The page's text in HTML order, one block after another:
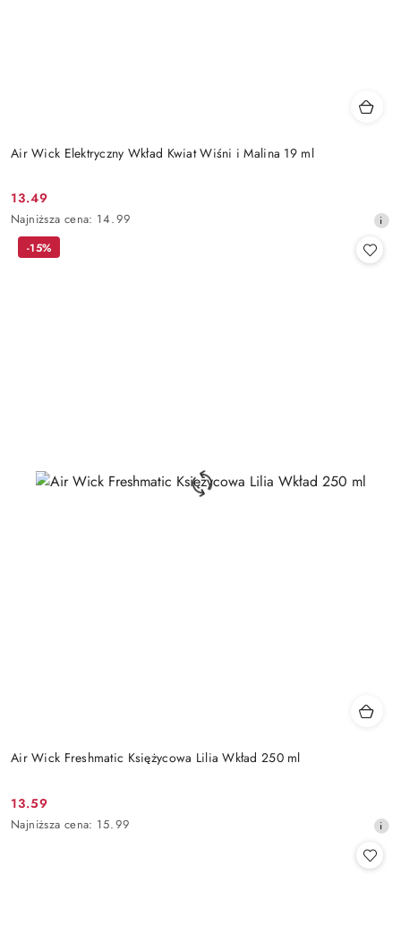
Air Wick Elektryczny Wkład Kwiat Wiśni i Malina 19 ml
Cena
promocyjna:
13.49
Najniższa
cena
Najniższa cena: 14.99
Air Wick Freshmatic Księżycowa Lilia Wkład 250 ml
Cena
promocyjna:
13.59
Najniższa
Najniższa cena: 15.99
-15%